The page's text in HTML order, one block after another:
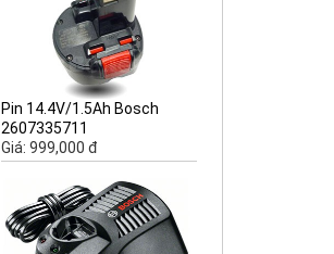
Pin 14.4V/1.5Ah Bosch
2607335711
Giá: 999,000 đ